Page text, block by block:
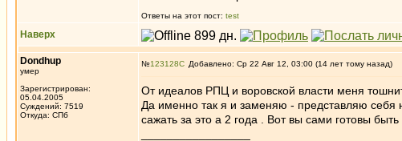
Ответы на этот пост: test
Наверх
Dondhup
умер
Зарегистрирован:
05.04.2005
Суждений: 7519
Откуда: СПб
№123128 Добавлено: Ср 22 Авг 12, 03:00 (14 лет тому назад)
От идеалов РПЦ и воровской власти меня
Да именно так я и заменяю - представляю себя
сажать за это а 2 года . Вот вы сами готовы